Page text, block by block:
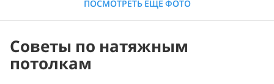
ПОСМОТРЕТЬ ЕЩЁ ФОТО
Советы по натяжным
потолкам